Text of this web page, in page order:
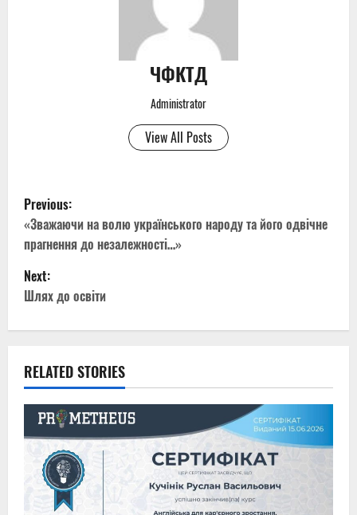
ЧФКТД
Administrator
View All Posts
P
o
s
t
n
a
v
i
Previous:
«Зважаючи на волю українського народу та його одвічне
прагнення до незалежності…»
Next:
Шлях до освіти
RELATED STORIES